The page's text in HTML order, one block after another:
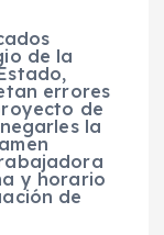
de la
errores
de
la
y horario
de